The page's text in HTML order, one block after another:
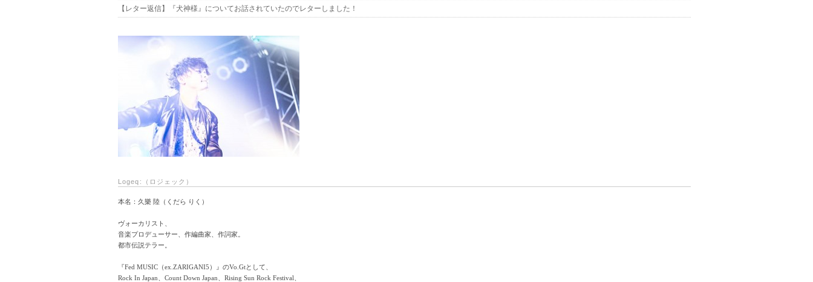
【レター返信】『犬神様』についてお話されていたのでレターしました！
Logeq:（ロジェック）
本名：久樂 陸（くだら りく）
ヴォーカリスト、
音楽プロデューサー、作編曲家、作詞家。
都市伝説テラー。
『Fed MUSIC（ex.ZARIGANI5）』のVo.Gtとして、
Rock In Japan、Count Down Japan、Rising Sun Rock Festival、